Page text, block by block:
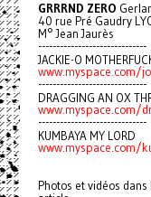
GRRRND ZERO
40 rue Pré Gaudry
M° Jean Jaurès
------------------------------
JACKIE-O
www.myspace.com/
------------------------------
DRAGGING AN OX
www.myspace.com/
------------------------------
KUMBAYA MY LORD
www.myspace.com/
Photos et vidéos dans